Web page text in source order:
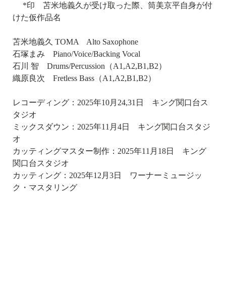
*印 苫米地義久が受け取った際、筒美京平自身が付
けた仮作品名
苫米地義久 TOMA Alto Saxophone
石塚まみ Piano/Voice/Backing Vocal
石川 智 Drums/Percussion（A1,A2,B1,B2）
織原良次 Fretless Bass（A1,A2,B1,B2）
レコーディング：2025年10月24,31日 キング関口台ス
タジオ
ミックスダウン：2025年11月4日 キング関口台スタジ
オ
カッティングマスター制作：2025年11月18日 キング
関口台スタジオ
カッティング：2025年12月3日 ワーナーミュージッ
ク・マスタリング